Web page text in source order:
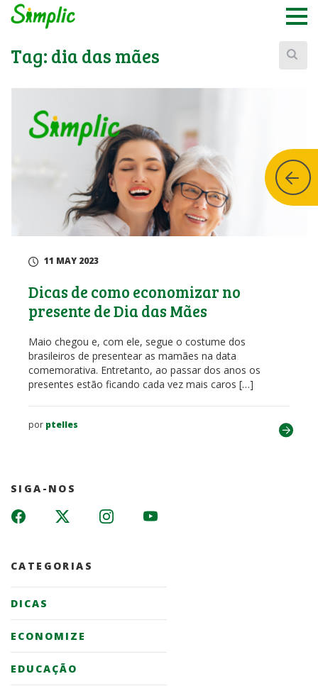
Tag: dia das mães
11 MAY 2023
Dicas de como economizar no
presente de Dia das Mães
Maio chegou e, com ele, segue o costume dos
brasileiros de presentear as mamães na data
comemorativa. Entretanto, ao passar dos anos os
presentes estão ficando cada vez mais caros […]
por ptelles
Buscar:
SIGA-NOS
CATEGORIAS
DICAS
ECONOMIZE
EDUCAÇÃO